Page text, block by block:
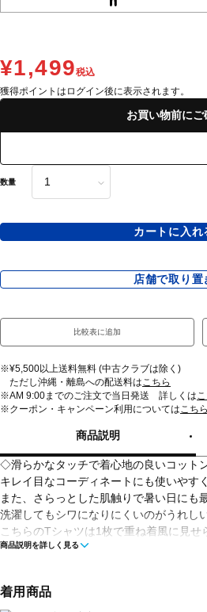
¥1,499税込
獲得ポイントはログイン後に表示されます。
お買い物前に
数量
カートに入れ
店舗で取り置
比較表に追加
※¥5,500以上送料無料 (中古クラブは除く)
ただし沖縄・離島への配送料はこちら
※AM 9:00までのご注文で当日発送 詳しくは
※クーポン・キャンペーン利用についてはこちら
商品説明
◇滑らかなタッチで着心地の良いコット
キレイ目なコーディネートにも使いやす
また、さらっとした肌触りで暑い日にも最
洗濯してもシワになりにくいのがうれし
こちらのTシャツは1枚で重ね着風に見
にも合わせやすいTシャツです。
■カラー：
ベージュ
商品説明を詳しく見る
着用商品